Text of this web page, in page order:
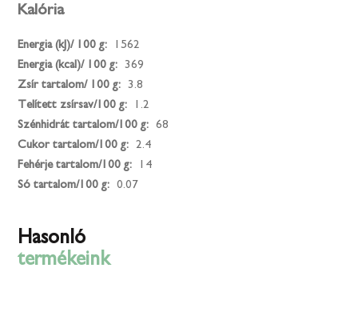
Kalória
Energia (kJ)/ 100 g:
1562
Energia (kcal)/ 100 g:
369
Zsír tartalom/ 100 g:
3.8
Telített zsírsav/100 g:
1.2
Szénhidrát tartalom/100 g:
68
Cukor tartalom/100 g:
2.4
Fehérje tartalom/100 g:
14
Só tartalom/100 g:
0.07
Hasonló
termékeink